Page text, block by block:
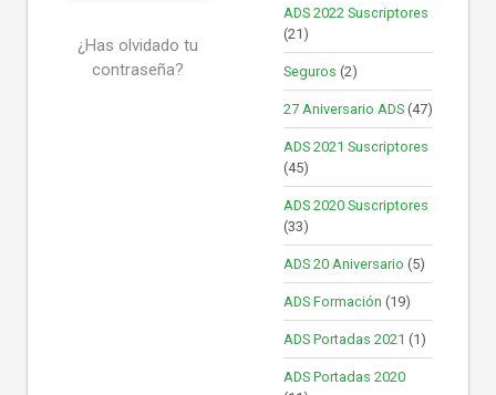
¿Has olvidado tu
contraseña?
ADS 2022 Suscriptores
(21)
Seguros (2)
27 Aniversario ADS (47)
ADS 2021 Suscriptores
(45)
ADS 2020 Suscriptores
(33)
ADS 20 Aniversario (5)
ADS Formación (19)
ADS Portadas 2021 (1)
ADS Portadas 2020